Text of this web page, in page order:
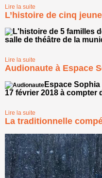
Lire la suite
L’histoire de cinq
salle de théâtre de la
Lire la suite
Audionaute à Espace
Espace
17 février 2018 à compter
Lire la suite
La traditionnelle